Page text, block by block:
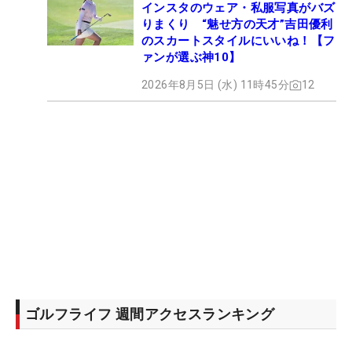
インスタのウェア・私服写真がバズ
りまくり “魅せ方の天才”吉田優利
のスカートスタイルにいいね！【フ
ァンが選ぶ神10】
2026年8月5日 (水) 11時45分 12
ゴルフライフ 週間アクセスランキング